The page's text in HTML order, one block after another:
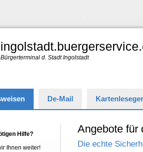
Bürgerterminal d. Stadt Ingolstadt
De-Mail
Hilfe?
Ihnen weiter!
Angebote für
Die echte